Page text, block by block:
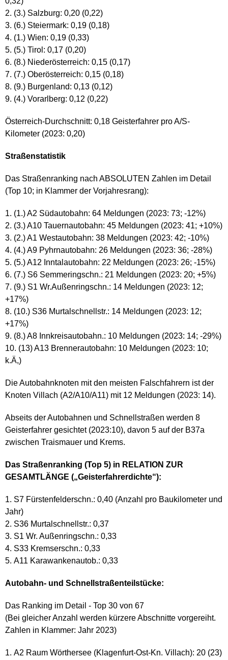
(3.) Salzburg: 0,20 (0,22)
(6.) Steiermark: 0,19 (0,18)
(1.) Wien: 0,19 (0,33)
(5.) Tirol: 0,17 (0,20)
(8.) Niederösterreich: 0,15 (0,17)
(7.) Oberösterreich: 0,15 (0,18)
(9.) Burgenland: 0,13 (0,12)
(4.) Vorarlberg: 0,12 (0,22)
Österreich-Durchschnitt: 0,18 Geisterfahrer pro A/S-
Kilometer (2023: 0,20)
Straßenstatistik
Das Straßenranking nach ABSOLUTEN Zahlen im Detail
(Top 10; in Klammer der Vorjahresrang):
(1.) A2 Südautobahn: 64 Meldungen (2023: 73; -12%)
(3.) A10 Tauernautobahn: 45 Meldungen (2023: 41; +10%)
(2.) A1 Westautobahn: 38 Meldungen (2023: 42; -10%)
(4.) A9 Pyhrnautobahn: 26 Meldungen (2023: 36; -28%)
(5.) A12 Inntalautobahn: 22 Meldungen (2023: 26; -15%)
(7.) S6 Semmeringschn.: 21 Meldungen (2023: 20; +5%)
(9.) S1 Wr.Außenringschn.: 14 Meldungen (2023: 12;
+17%)
(10.) S36 Murtalschnellstr.: 14 Meldungen (2023: 12;
+17%)
(8.) A8 Innkreisautobahn.: 10 Meldungen (2023: 14; -29%)
(13) A13 Brennerautobahn: 10 Meldungen (2023: 10;
k.Ä,)
Die Autobahnknoten mit den meisten Falschfahrern ist der
Knoten Villach (A2/A10/A11) mit 12 Meldungen (2023: 14).
Abseits der Autobahnen und Schnellstraßen werden 8
Geisterfahrer gesichtet (2023:10), davon 5 auf der B37a
zwischen Traismauer und Krems.
Das Straßenranking (Top 5) in RELATION ZUR
GESAMTLÄNGE („Geisterfahrerdichte“):
S7 Fürstenfelderschn.: 0,40 (Anzahl pro Baukilometer und
Jahr)
S36 Murtalschnellstr.: 0,37
S1 Wr. Außenringschn.: 0,33
S33 Kremserschn.: 0,33
A11 Karawankenautob.: 0,33
Autobahn- und Schnellstraßenteilstücke:
Das Ranking im Detail - Top 30 von 67
(Bei gleicher Anzahl werden kürzere Abschnitte vorgereiht.
Zahlen in Klammer: Jahr 2023)
A2 Raum Wörthersee (Klagenfurt-Ost-Kn. Villach): 20 (23)